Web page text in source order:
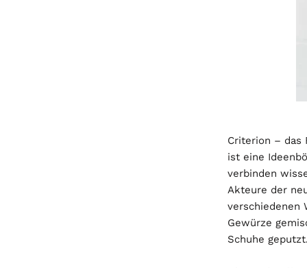
Criterion – das
ist eine
verbinden
Akteure der
verschiedenen
Gewürze
Schuhe geputzt.